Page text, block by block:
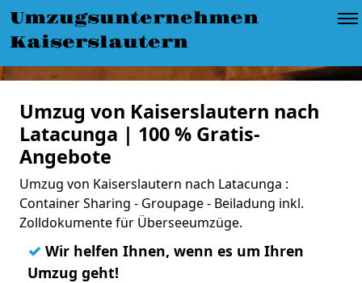
Umzugsunternehmen
Kaiserslautern
Umzug von Kaiserslautern nach
Latacunga | 100 % Gratis-
Angebote
Umzug von Kaiserslautern nach Latacunga :
Container Sharing - Groupage - Beiladung inkl.
Zolldokumente für Überseeumzüge.
✓ Wir helfen Ihnen, wenn es um Ihren
Umzug geht!